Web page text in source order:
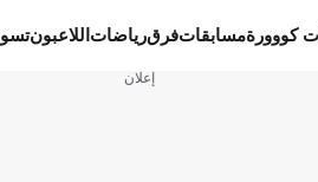
كووورةمسابقاتفرقرياضات اللاعبون
إعلان